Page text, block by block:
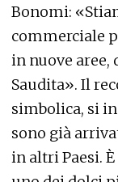
Bonomi:
commerciale
in nuove aree,
Saudita». Il
simbolica, si
sono già
in altri Paesi.